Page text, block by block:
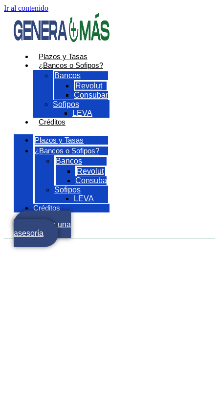
Ir al contenido
Plazos y Tasas
¿Bancos o Sofipos?
Bancos
Revolut
Consubanco
Sofipos
LEVA
Créditos
Plazos y Tasas
¿Bancos o Sofipos?
Bancos
Revolut
Consubanco
Sofipos
LEVA
Créditos
Agenda una
asesoría